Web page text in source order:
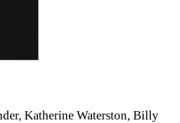
Katherine Waterston, Billy